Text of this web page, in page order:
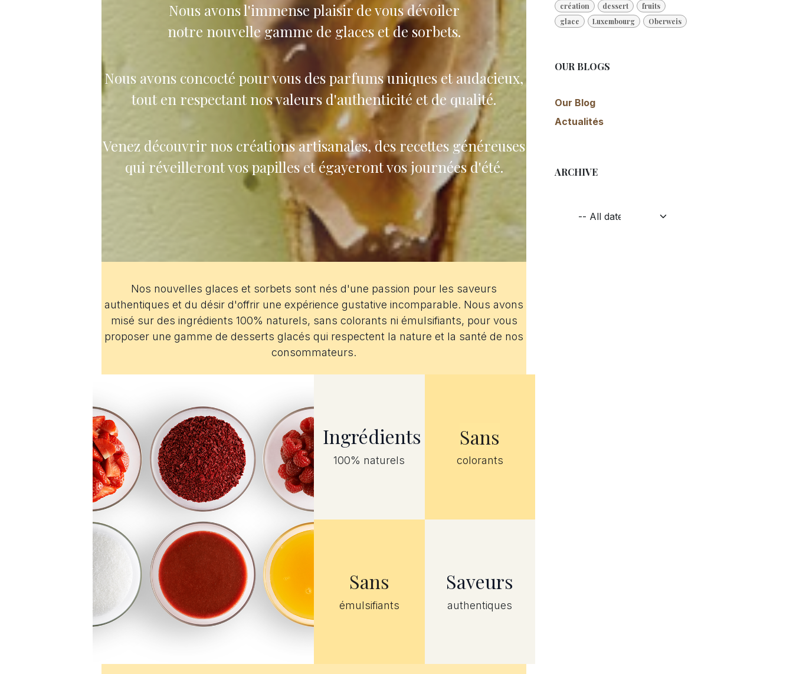
Nous avons l'immense plaisir de vous dévoiler
notre nouvelle gamme de glaces et de sorbets.
Nous avons concocté pour vous des parfums uniques et audacieux,
tout en respectant nos valeurs d'authenticité et de qualité.
Venez découvrir nos créations artisanales, des recettes généreuses
qui réveilleront vos papilles et égayeront vos journées d'été.
Nos nouvelles glaces et sorbets sont nés d'une passion pour les saveurs
authentiques et du désir d'offrir une expérience gustative incomparable. Nous avons
misé sur des ingrédients 100% naturels, sans colorants ni émulsifiants, pour vous
proposer une gamme de desserts glacés qui respectent la nature et la santé de nos
consommateurs.
Ingrédients
100% naturels
Sans
colorants
Sans
émulsifiants
Saveurs
authentiques
création dessert
fruits
glace
Luxembourg Oberweis
OUR BLOGS
Our Blog
Actualités
ARCHIVE